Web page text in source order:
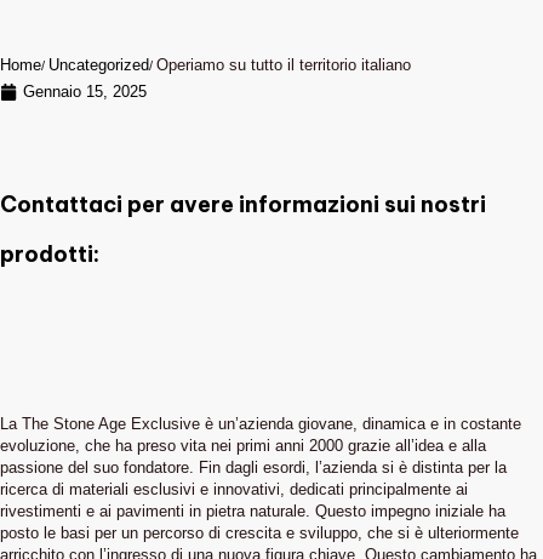
Home Uncategorized Operiamo su tutto il territorio italiano
Gennaio 15, 2025
Contattaci per avere informazioni sui nostri
prodotti:
La The Stone Age Exclusive è un’azienda giovane, dinamica e in costante
evoluzione, che ha preso vita nei primi anni 2000 grazie all’idea e alla
passione del suo fondatore. Fin dagli esordi, l’azienda si è distinta per la
ricerca di materiali esclusivi e innovativi, dedicati principalmente ai
rivestimenti e ai pavimenti in pietra naturale. Questo impegno iniziale ha
posto le basi per un percorso di crescita e sviluppo, che si è ulteriormente
arricchito con l’ingresso di una nuova figura chiave. Questo cambiamento ha